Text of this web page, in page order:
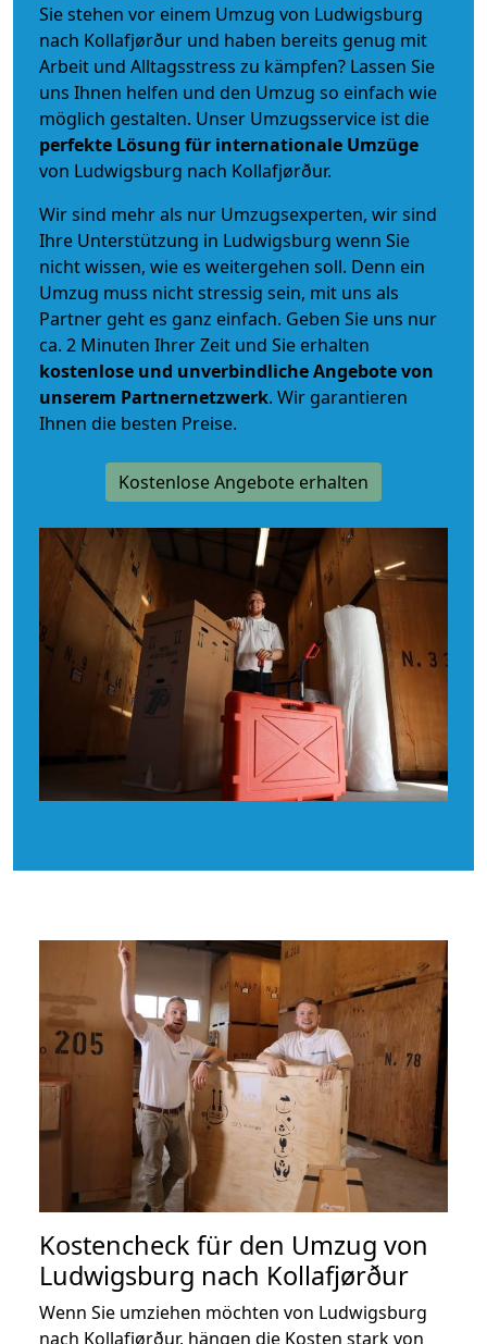
Sie stehen vor einem Umzug von Ludwigsburg
nach Kollafjørður und haben bereits genug mit
Arbeit und Alltagsstress zu kämpfen? Lassen Sie
uns Ihnen helfen und den Umzug so einfach wie
möglich gestalten. Unser Umzugsservice ist die
perfekte Lösung für internationale Umzüge
von Ludwigsburg nach Kollafjørður.
Wir sind mehr als nur Umzugsexperten, wir sind
Ihre Unterstützung in Ludwigsburg wenn Sie
nicht wissen, wie es weitergehen soll. Denn ein
Umzug muss nicht stressig sein, mit uns als
Partner geht es ganz einfach. Geben Sie uns nur
ca. 2 Minuten Ihrer Zeit und Sie erhalten
kostenlose und unverbindlicheAngebote von
unserem Partnernetzwerk. Wir garantieren
Ihnen die besten Preise.
Kostenlose Angebote erhalten
Kostencheck für den Umzug von
Ludwigsburg nach Kollafjørður
Wenn Sie umziehen möchten von Ludwigsburg
nach Kollafjørður, hängen die Kosten stark von